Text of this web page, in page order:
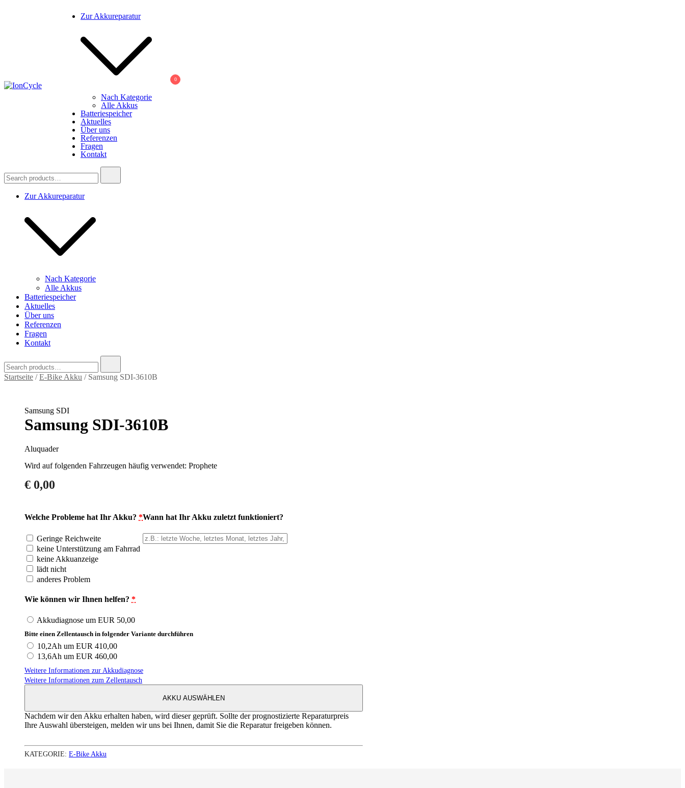
Reparatur E-Bike Akku E-Auto Batterie Reparatur Kapazitätstest Refreshing Zellentausch Umwidmung
Zur Akkureparatur
Nach Kategorie
Alle Akkus
Batteriespeicher
Aktuelles
Über uns
Referenzen
Fragen
Kontakt
0
for:
Zur Akkureparatur
Nach Kategorie
Alle Akkus
Batteriespeicher
Aktuelles
Über uns
Referenzen
Fragen
Kontakt
for:
Startseite /E-Bike Akku / Samsung SDI-3610B
Samsung SDI
Samsung SDI-3610B
Aluquader
Wird auf folgenden Fahrzeugen häufig verwendet: Prophete
€ 0,00
Welche Probleme hat Ihr Akku? *
Geringe Reichweite
keine Unterstützung am Fahrrad
keine Akkuanzeige
lädt nicht
anderes Problem
Wann hat Ihr Akku zuletzt funktioniert?
Wie können wir Ihnen helfen? *
Akkudiagnose um EUR 50,00
Bitte einen Zellentausch in folgender Variante durchführen
10,2Ah um EUR 410,00
13,6Ah um EUR 460,00
Weitere Informationen zur Akkudiagnose
Weitere Informationen zum Zellentausch
AKKU AUSWÄHLEN
Nachdem wir den Akku erhalten haben, wird dieser geprüft. Sollte der prognostizierte Reparaturpreis
Ihre Auswahl übersteigen, melden wir uns bei Ihnen, damit Sie die Reparatur freigeben können.
KATEGORIE: E-Bike Akku